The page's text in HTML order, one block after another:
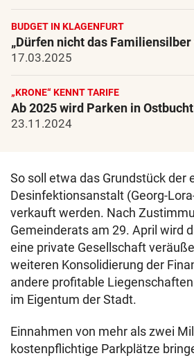
BUDGET IN KLAGENFURT
„Dürfen nicht das Familiensilber
17.03.2025
„KRONE“ KENNT TARIFE
Ab 2025 wird Parken in
23.11.2024
So soll etwa das Grundstück der
Desinfektionsanstalt (Georg-
verkauft werden. Nach
Gemeinderats am 29. April wird
eine private Gesellschaft
weiteren Konsolidierung der
andere profitable
im Eigentum der Stadt.
Einnahmen von mehr als zwei
kostenpflichtige Parkplätze